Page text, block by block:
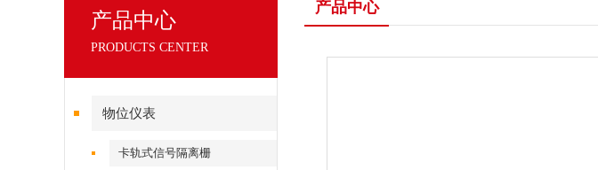
产品中心
PRODUCTS CENTER
物位仪表
卡轨式信号隔离栅
产品中心